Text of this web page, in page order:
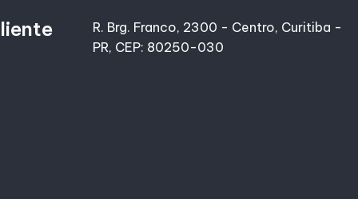
R. Brg. Franco, 2300 - Centro, Curitiba -
PR, CEP: 80250-030